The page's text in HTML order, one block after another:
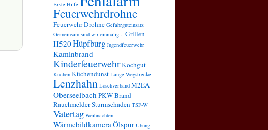
Erste Hilfe
Feuerwehrdrohne
Feuerwehr Drohne Gefahrguteinsatz
Gemeinsam sind wir einmalig... Grillen
H520Hüpfburg Jugendfeuerwehr
Kaminbrand
KinderfeuerwehrKochgut
Kuchen Küchendunst Lange Wegstrecke
Lenzhahn Löschverband M2EA
OberseelbachPKW Brand
RauchmelderSturmschaden TSF-W
Vatertag Weihnachten
WärmebildkameraÖlspur Übung